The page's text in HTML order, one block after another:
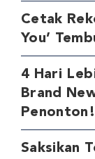
Cetak
You’
4 Hari
Brand
Penonton!
Saksikan